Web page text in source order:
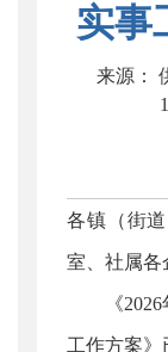
实事
来源：
各镇（街
室、社属各
《2026年
工作方案》